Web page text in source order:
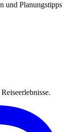
und Planungstipps